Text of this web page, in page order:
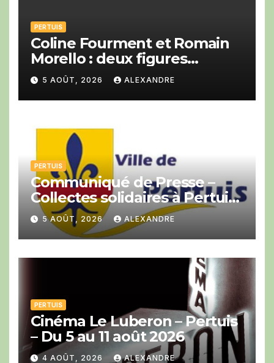
PERTUIS
Coline Fourment et Romain
Morello : deux figures
montantes du jazz au Big
Band festival de Pertuis.
5 AOÛT, 2026 ALEXANDRE
PERTUIS
Communiqué de Presse –
Collectes solidaires à Pertuis :
la ville mobilisée en des
temps records pour soutenir
les pompiers engagés sur les
incendies
5 AOÛT, 2026 ALEXANDRE
PERTUIS
Cinéma Le Luberon – Pertuis
– Du 5 au 11 août 2026
4 AOÛT, 2026 ALEXANDRE